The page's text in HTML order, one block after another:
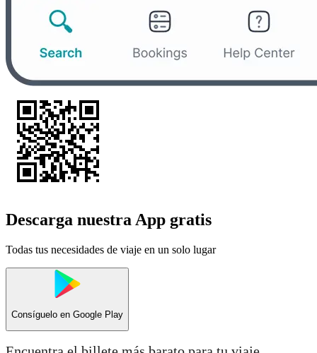
Descarga nuestra App gratis
Todas tus necesidades de viaje en un solo lugar
Consíguelo en Google Play